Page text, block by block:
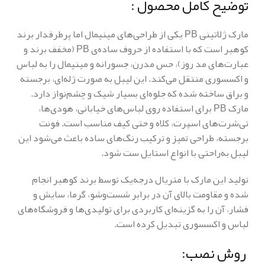
مارک ژلاتینی PB یکی از طراحی‌های مینیمال اما پرطرفدار برند
کوهبر است که با استفاده از حروف ساده‌ی PB (مخفف‌ برند و
عبارت‌های مد روز)، حس مدرن، جسورانه و مینیمال را به لباس
و اکسسوری منتقل می‌کند. این لیبل به صورت ژله‌ای، برجسته
و براق ساخته شده که جلوه‌ای بسیار شیک و چشم‌نواز دارد.
مارک PB برای استفاده روی لباس‌های خیابانی، هودی‌ها،
تی‌شرت‌های اسپرت، کلاه و حتی کیف‌ مناسب است. فونت
برجسته، طراحی تمیز و ترکیب رنگ‌های ساده باعث می‌شود این
لیبل به‌راحتی با انواع استایل ست شود.
تولید این مارک با متریال درجه‌یک توسط برند کوهبر انجام
شده و مقاومت بالای آن در برابر شست‌وشو، گرما، سایش و
فشار، آن را به گزینه‌ای کاربردی برای تولیدی‌ها و فروشگاه‌های
لباس و اکسسوری تبدیل کرده است.
روش نصب: